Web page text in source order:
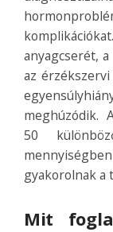
komplikációkat.
anyagcserét,
az
meghúzódik.
50
gyakorolnak a
Mit